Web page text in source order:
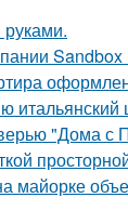
"Дома с
майорке